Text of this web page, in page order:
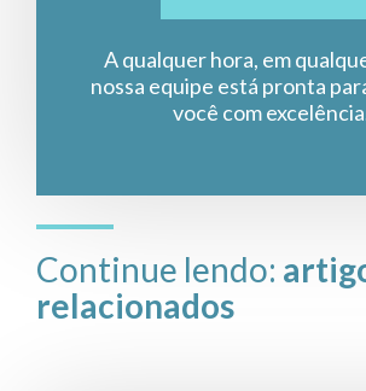
A qualquer hora, em
nossa equipe está pronta
você com
Continue lendo:
relacionados